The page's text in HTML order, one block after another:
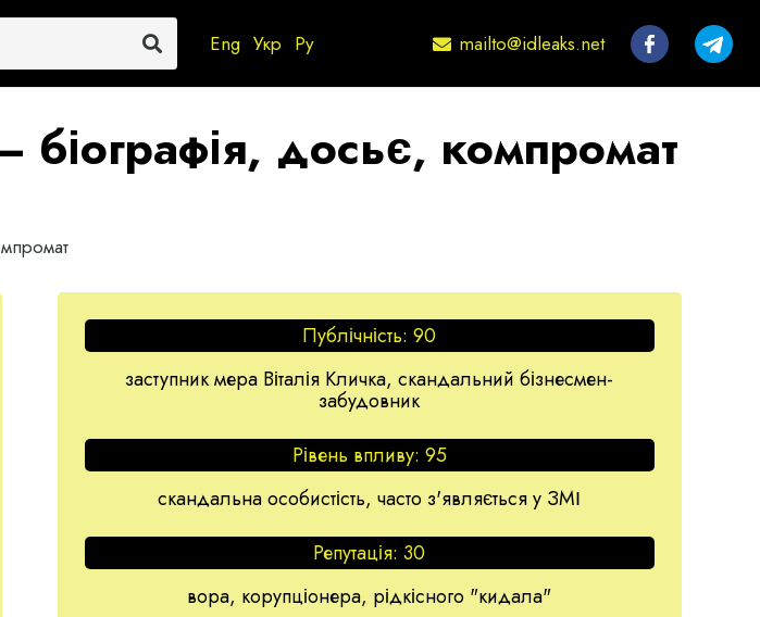
Eng Укр Ру mailto@idleaks.net
біографія, досьє, компромат
Публічність:90
заступник мера Віталія Кличка, скандальний бізнесмен-
забудовник
Рівень впливу: 95
скандальна особистість, часто з'являється у ЗМІ
Репутація:30
вора, корупціонера, рідкісного "кидала"